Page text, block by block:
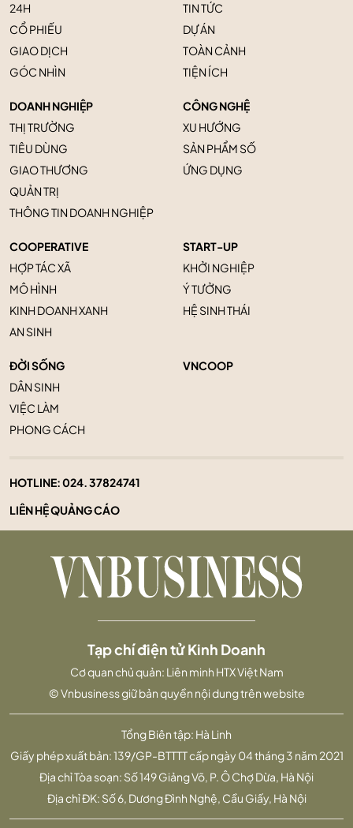
24H
CỔ PHIẾU
GIAO DỊCH
GÓC NHÌN
TIN TỨC
DỰ ÁN
TOÀN CẢNH
TIỆN ÍCH
DOANH NGHIỆP
THỊ TRƯỜNG
TIÊU DÙNG
GIAO THƯƠNG
QUẢN TRỊ
THÔNG TIN DOANH NGHIỆP
CÔNG NGHỆ
XU HƯỚNG
SẢN PHẨM SỐ
ỨNG DỤNG
COOPERATIVE
HỢP TÁC XÃ
MÔ HÌNH
KINH DOANH XANH
AN SINH
START-UP
KHỞI NGHIỆP
Ý TƯỞNG
HỆ SINH THÁI
ĐỜI SỐNG
DÂN SINH
VIỆC LÀM
PHONG CÁCH
VNCOOP
HOTLINE:024. 37824741
LIÊN HỆ QUẢNG CÁO
Tổng Biên tập: Hà Linh
Giấy phép xuất bản: 139/GP-BTTTT cấp ngày 04 tháng 3 năm 2021
Địa chỉ Tòa soạn: Số 149 Giảng Võ, P. Ô Chợ Dừa, Hà Nội
Địa chỉ ĐK: Số 6, Dương Đình Nghệ, Cầu Giấy, Hà Nội
Tạp chí điện tử Kinh Doanh
Cơ quan chủ quản: Liên minh HTX Việt Nam
© Vnbusiness giữ bản quyền nội dung trên website